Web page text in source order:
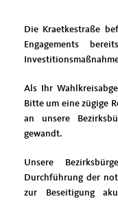
Die Kraetkestraße
Engagements
Als Ihr
Bitte um eine zügige
an unsere
gewandt.
Unsere
Durchführung der
zur Beseitigung